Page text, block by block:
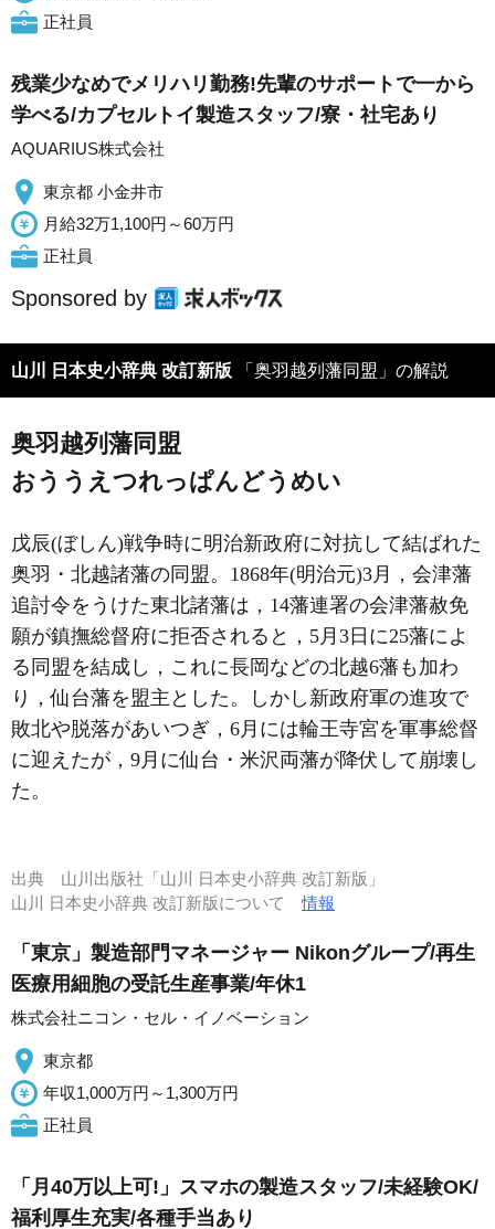
正社員
残業少なめでメリハリ勤務!先輩のサポートで一から
学べる/カプセルトイ製造スタッフ/寮・社宅あり
AQUARIUS株式会社
東京都 小金井市
月給32万1,100円～60万円
正社員
Sponsored by
山川 日本史小辞典 改訂新版 「奥羽越列藩同盟」の解説
奥羽越列藩同盟
おううえつれっぱんどうめい
戊辰(ぼしん)戦争時に明治新政府に対抗して結ばれた
奥羽・北越諸藩の同盟。1868年(明治元)3月，会津藩
追討令をうけた東北諸藩は，14藩連署の会津藩赦免
願が鎮撫総督府に拒否されると，5月3日に25藩によ
る同盟を結成し，これに長岡などの北越6藩も加わ
り，仙台藩を盟主とした。しかし新政府軍の進攻で
敗北や脱落があいつぎ，6月には輪王寺宮を軍事総督
に迎えたが，9月に仙台・米沢両藩が降伏して崩壊し
た。
出典 山川出版社「山川 日本史小辞典 改訂新版」
山川 日本史小辞典 改訂新版について情報
「東京」製造部門マネージャー Nikonグループ/再生
医療用細胞の受託生産事業/年休1
株式会社ニコン・セル・イノベーション
東京都
年収1,000万円～1,300万円
正社員
「月40万以上可!」スマホの製造スタッフ/未経験OK/
福利厚生充実/各種手当あり